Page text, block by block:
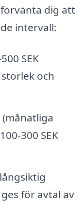
dig att
intervall:
SEK
och
300 SEK
för avtal av